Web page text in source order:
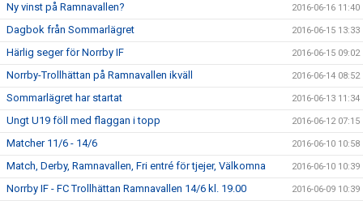
Ny vinst på Ramnavallen? 2016-06-16 11:40
Dagbok från Sommarlägret 2016-06-15 13:33
Härlig seger för Norrby IF 2016-06-15 09:02
Norrby-Trollhättan på Ramnavallen ikväll 2016-06-14 08:52
Sommarlägret har startat 2016-06-13 11:34
Ungt U19 föll med flaggan i topp 2016-06-12 07:15
Matcher 11/6 - 14/6 2016-06-10 10:58
Match, Derby, Ramnavallen, Fri entré för tjejer, Välkomna 2016-06-10 10:39
Norrby IF - FC Trollhättan Ramnavallen 14/6 kl. 19.00 2016-06-09 10:39